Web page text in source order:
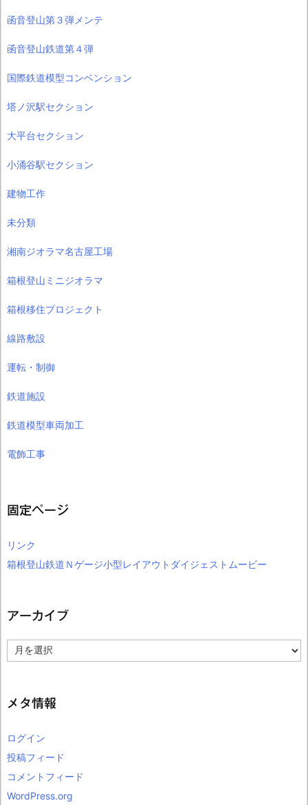
函音登山第３弾メンテ
函音登山鉄道第４弾
国際鉄道模型コンベンション
塔ノ沢駅セクション
大平台セクション
小涌谷駅セクション
建物工作
未分類
湘南ジオラマ名古屋工場
箱根登山ミニジオラマ
箱根移住プロジェクト
線路敷設
運転・制御
鉄道施設
鉄道模型車両加工
電飾工事
固定ページ
リンク
箱根登山鉄道Ｎゲージ小型レイアウトダイジェストムービー
アーカイブ
ー
ブ
メタ情報
ログイン
投稿フィード
コメントフィード
WordPress.org